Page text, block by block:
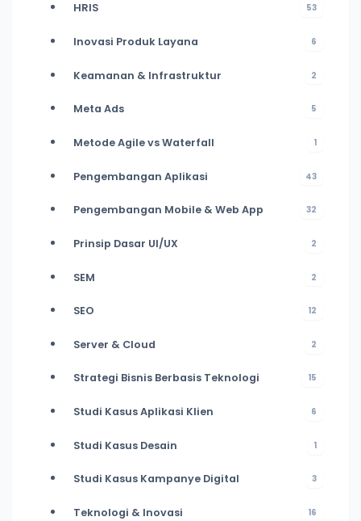
HRIS 53
Inovasi Produk Layana 6
Keamanan & Infrastruktur 2
Meta Ads 5
Metode Agile vs Waterfall 1
Pengembangan Aplikasi 43
Pengembangan Mobile & Web App 32
Prinsip Dasar UI/UX 2
SEM 2
SEO 12
Server & Cloud 2
Strategi Bisnis Berbasis Teknologi 15
Studi Kasus Aplikasi Klien 6
Studi Kasus Desain 1
Studi Kasus Kampanye Digital 3
Teknologi & Inovasi 16